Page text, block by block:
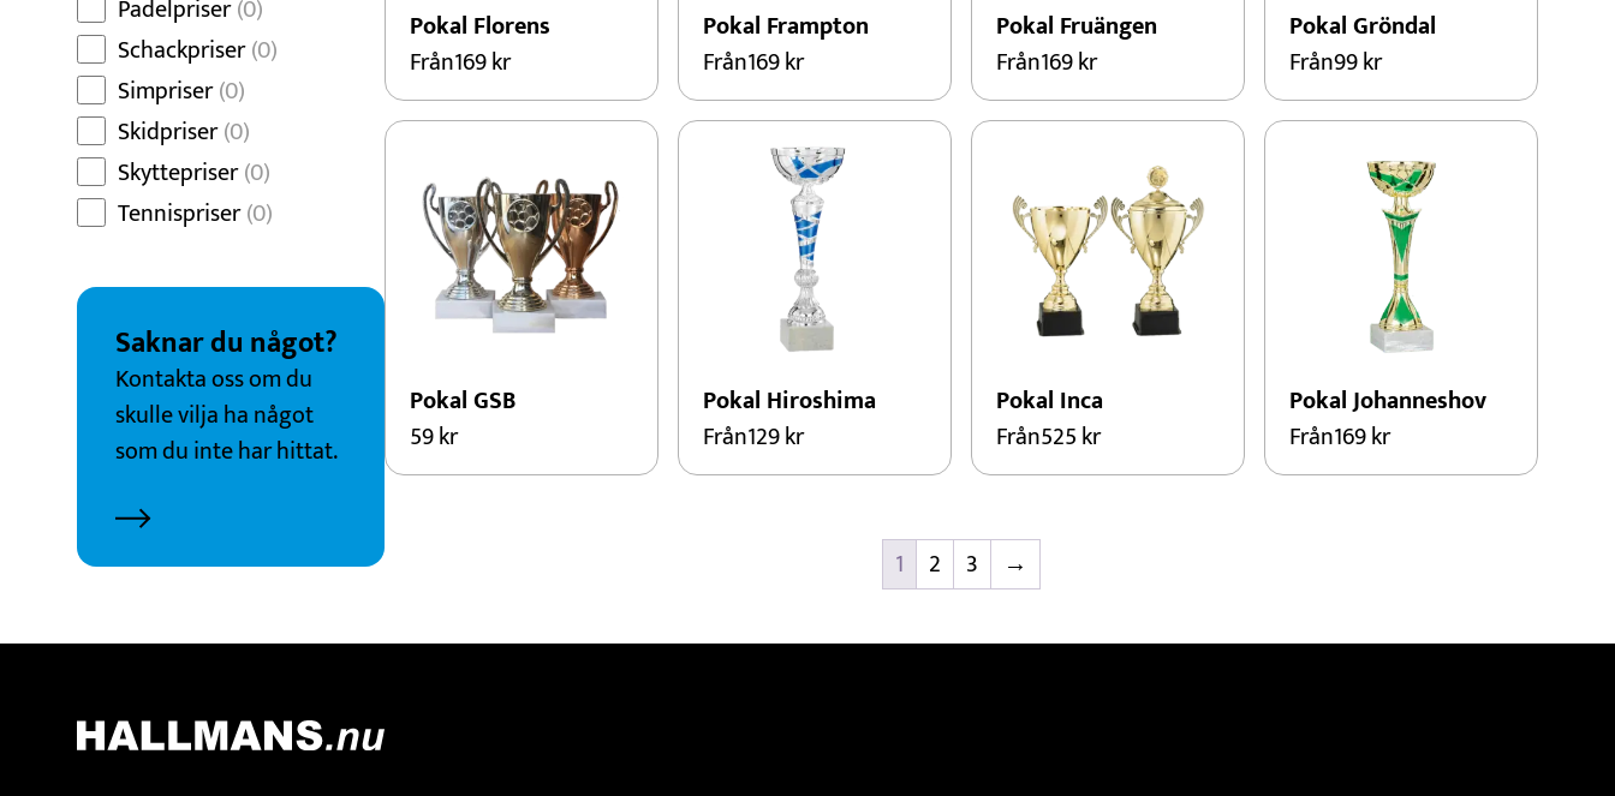
Padelpriser(0)
Schackpriser(0)
Simpriser(0)
Skidpriser(0)
Skyttepriser(0)
Tennispriser(0)
Saknar du något?
Kontakta oss om du
skulle vilja ha något
som du inte har hittat.
Pokal Florens
Från169kr
Pokal Frampton
Från169kr
Pokal Fruängen
Från169kr
Pokal Gröndal
Från99kr
Pokal GSB
59kr
Pokal Hiroshima
Från129kr
Pokal Inca
Från525kr
Pokal Johanneshov
Från169kr
1 2 3 →